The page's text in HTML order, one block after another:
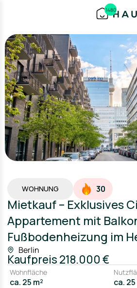
1480
WOHNUNG 30
Mietkauf – Exklusives
Appartement mit
Fußbodenheizung im
Berlin
Kaufpreis218.000 €
Wohnfläche
ca. 25 m² ca. 25